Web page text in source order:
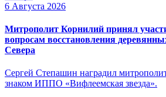
6 Августа 2026
Митрополит Корнилий принял
вопросам восстановления
Севера
Сергей Степашин наградил
знаком ИППО «Вифлеемская звезда».